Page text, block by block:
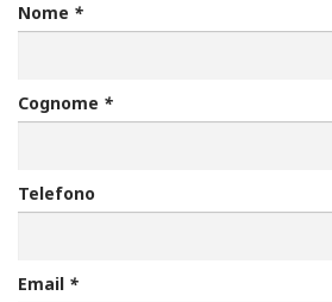
Nome *
Cognome *
Telefono
Email *